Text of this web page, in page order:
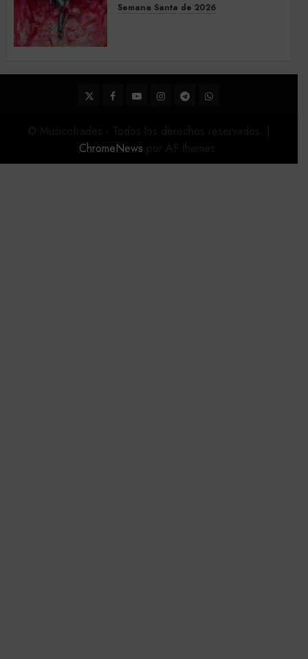
Semana Santa de 2026
22 DE FEBRERO DE 2026
0
TwitterFacebook
YoutubeInstagram
TelegramWhatsApp
ChromeNews